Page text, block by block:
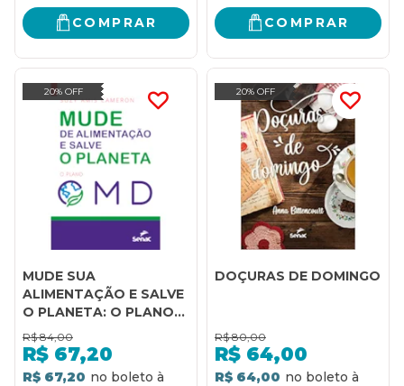
COMPRAR COMPRAR
20% OFF
MUDE SUA
ALIMENTAÇÃO E SALVE
O PLANETA: O PLANO
OMD
R$ 84,00
R$ 67,20
R$ 67,20
20% OFF
DOÇURAS DE DOMINGO
R$ 80,00
R$ 64,00
R$ 64,00